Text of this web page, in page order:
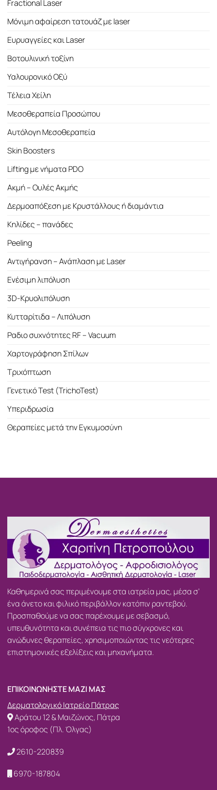
Fractional Laser
Μόνιμη αφαίρεση τατουάζ με laser
Ευρυαγγείες και Laser
Βοτουλινική τοξίνη
Υαλουρονικό Οξύ
Τέλεια Χείλη
Μεσοθεραπεία Προσώπου
Αυτόλογη Μεσοθεραπεία
Skin Boosters
Lifting με νήματα PDO
Ακμή – Ουλές Ακμής
Δερμοαπόξεση με Κρυστάλλους ή διαμάντια
Κηλίδες – πανάδες
Peeling
Αντιγήρανση – Ανάπλαση με Laser
Ενέσιμη λιπόλυση
3D-Κρυολιπόλυση
Κυτταρίτιδα – Λιπόλυση
Ραδιο συχνότητες RF – Vacuum
Χαρτογράφηση Σπίλων
Τριχόπτωση
Γενετικό Test (TrichoTest)
Υπεριδρωσία
Θεραπείες μετά την Εγκυμοσύνη
Καθημερινά σας περιμένουμε στα ιατρεία μας, μέσα σ’
ένα άνετο και φιλικό περιβάλλον κατόπιν ραντεβού.
Προσπαθούμε να σας παρέχουμε με σεβασμό,
υπευθυνότητα και συνέπεια τις πιο σύγχρονες και
ανώδυνες θεραπείες, χρησιμοποιώντας τις νεότερες
επιστημονικές εξελίξεις και μηχανήματα.
ΕΠΙΚΟΙΝΩΝΗΣΤΕ ΜΑΖΙ ΜΑΣ
Δερματολογικό Ιατρείο Πάτρας
Αράτου 12 & Μαιζώνος, Πάτρα
1ος όροφος (Πλ. Όλγας)
2610-220839
6970-187804